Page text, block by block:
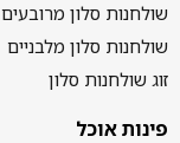
שולחנות סלון מרובעים
שולחנות סלון מלבניים
זוג שולחנות סלון
פינות אוכל